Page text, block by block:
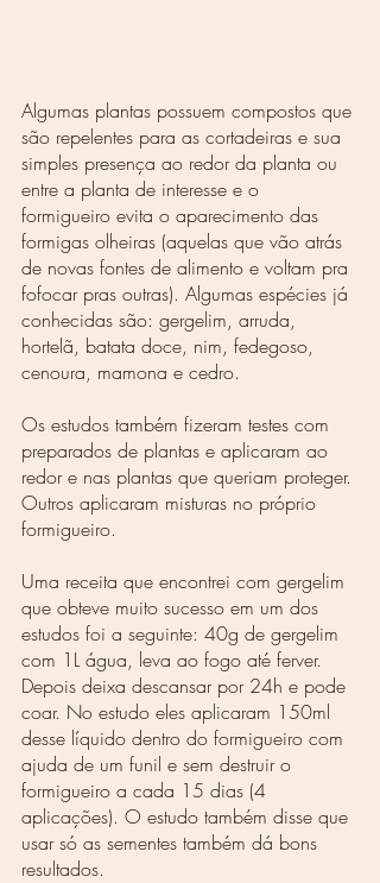
Algumas plantas possuem compostos que
são repelentes para as cortadeiras e sua
simples presença ao redor da planta ou
entre a planta de interesse e o
formigueiro evita o aparecimento das
formigas olheiras (aquelas que vão atrás
de novas fontes de alimento e voltam pra
fofocar pras outras). Algumas espécies já
conhecidas são: gergelim, arruda,
hortelã, batata doce, nim, fedegoso,
cenoura, mamona e cedro.
Os estudos também fizeram testes com
preparados de plantas e aplicaram ao
redor e nas plantas que queriam proteger.
Outros aplicaram misturas no próprio
formigueiro.
Uma receita que encontrei com gergelim
que obteve muito sucesso em um dos
estudos foi a seguinte: 40g de gergelim
com 1L água, leva ao fogo até ferver.
Depois deixa descansar por 24h e pode
coar. No estudo eles aplicaram 150ml
desse líquido dentro do formigueiro com
ajuda de um funil e sem destruir o
formigueiro a cada 15 dias (4
aplicações). O estudo também disse que
usar só as sementes também dá bons
resultados.